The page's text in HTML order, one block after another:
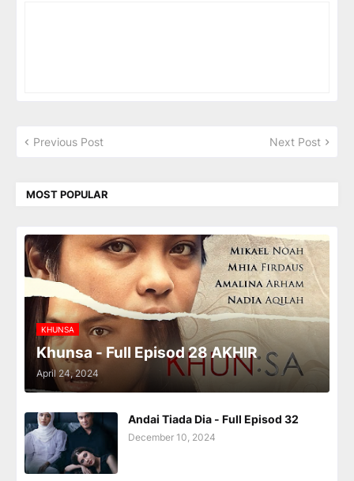
Previous Post Next Post
MOST POPULAR
KHUNSA
Khunsa - Full Episod 28 AKHIR
April 24, 2024
Andai Tiada Dia - Full Episod 32
December 10, 2024